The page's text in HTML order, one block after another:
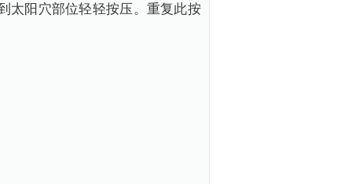
太阳穴部位轻轻按压。重复此按